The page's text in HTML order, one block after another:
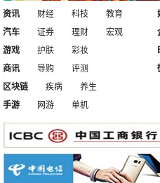
资讯 财经 科技
教育
汽车
证券 理财 宏观
游戏
护肤
彩妆
商讯
导购 评测
区块链
疾病
养生
手游
网游 单机